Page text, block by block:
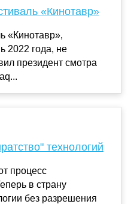
«Кинотавр»
«Кинотавр»,
2022 года, не
президент смотра
технологий
процесс
в страну
без разрешения